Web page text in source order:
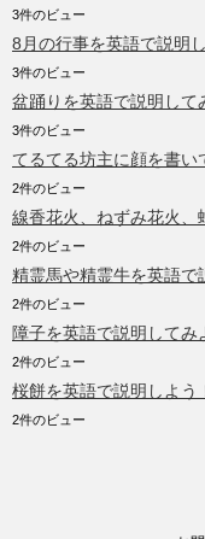
3件のビュー
8月の行事を英語で説明
3件のビュー
盆踊りを英語で説明して
3件のビュー
てるてる坊主に顔を書い
2件のビュー
線香花火、ねずみ花火、
2件のビュー
精霊馬や精霊牛を英語で
2件のビュー
障子を英語で説明してみ
2件のビュー
桜餅を英語で説明しよう
2件のビュー